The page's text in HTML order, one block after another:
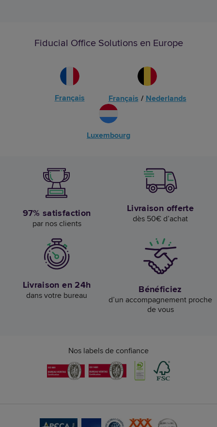
Fiducial Office Solutions en Europe
Français Français / Nederlands
Luxembourg
97% satisfaction
par nos clients
Livraison offerte
dès 50€ d’achat
Livraison en 24h
dans votre bureau Bénéficiez
d’un accompagnement proche
de vous
Nos labels de confiance